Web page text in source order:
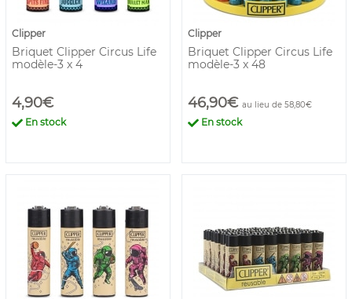
Clipper
Briquet Clipper Circus Life
modèle-3 x 4
4,90€
En stock
Clipper
Briquet Clipper Circus Life
modèle-3 x 48
46,90€ au lieu de 58,80€
En stock